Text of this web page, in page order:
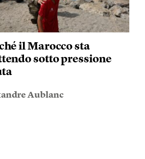
il Marocco sta
sotto pressione
Aublanc